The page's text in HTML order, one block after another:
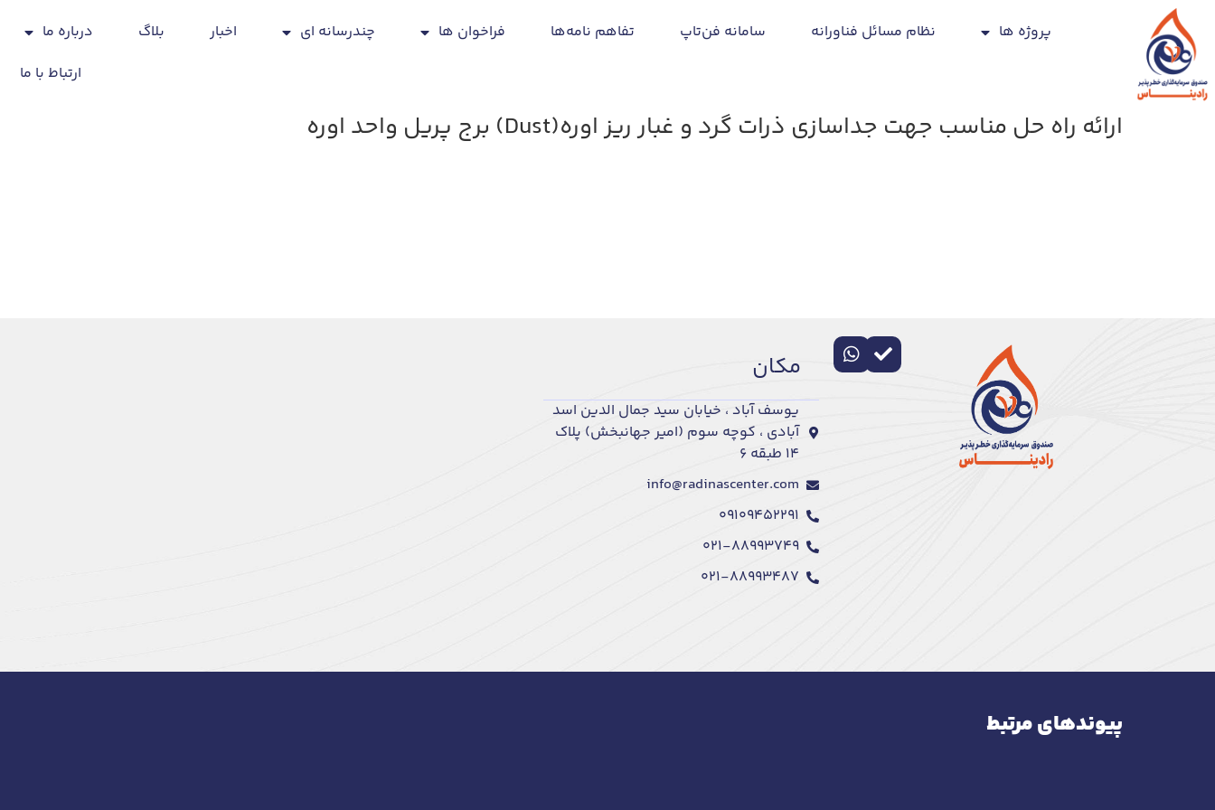
پروژه ها نظام مسائل فناورانه سامانه فن‌تاپ تفاهم نامه‌ها فراخوان ها چندرسانه ای اخبار بلاگ
درباره ما
ارتباط با ما
ارائه راه حل مناسب جهت جداسازی ذرات گرد و غبار ریز اوره(Dust) برج پریل واحد اوره
مكان
یوسف آباد ، خیابان سید جمال الدین اسد
آبادی ، کوچه سوم (امیر جهانبخش) پلاک
۱۴ طبقه ۶
info@radinascenter.com
۰۹۱۰۹۴۵۲۲۹۱
۰۲۱-۸۸۹۹۳۷۴۹
۰۲۱-۸۸۹۹۳۴۸۷
پیوندهای مرتبط